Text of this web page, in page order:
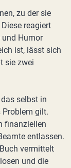
zu der sie
reagiert
Humor
ist, lässt sich
sie zwei
selbst in
Problem gilt.
finanziellen
entlassen.
vermittelt
und die